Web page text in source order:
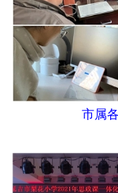
市属